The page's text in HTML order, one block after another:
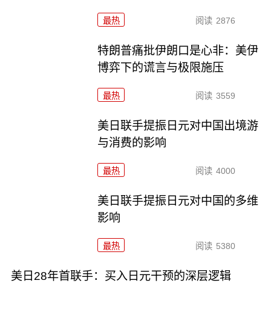
最热 阅读 2876
特朗普痛批伊朗口是心非：美伊
博弈下的谎言与极限施压
最热 阅读 3559
美日联手提振日元对中国出境游
与消费的影响
最热 阅读 4000
美日联手提振日元对中国的多维
影响
最热 阅读 5380
美日28年首联手：买入日元干预的深层逻辑